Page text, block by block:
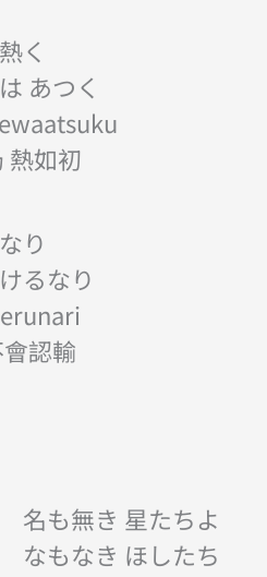
く
あつく
熱如初
り
るなり
認輸
も無き 星たちよ
もなき ほしたち